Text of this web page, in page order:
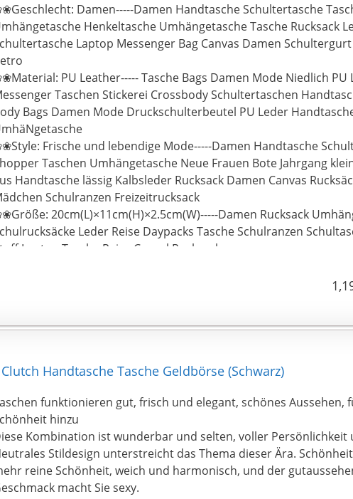
Damen-----Damen Handtasche Schultertasche
Henkeltasche Umhängetasche Tasche Rucksack
Laptop Messenger Bag Canvas Damen
PU Leather----- Tasche Bags Damen Mode Niedlich PU
Taschen Stickerei Crossbody Schultertaschen
Bags Damen Mode Druckschulterbeutel PU Leder
Frische und lebendige Mode-----Damen Handtasche
Taschen Umhängetasche Neue Frauen Bote Jahrgang
Handtasche lässig Kalbsleder Rucksack Damen Canvas
Schulranzen Freizeitrucksack
20cm(L)×11cm(H)×2.5cm(W)-----Damen Rucksack
Leder Reise Daypacks Tasche Schulranzen
Laptop Tasche Reise Casual Rucksack
Anlieferung, bitte warten auf Ihr Einzelteil mit Geduld, jede
mit uns in Verbindung zu treten Danke.-----Thermal Tote Cooler
für Lebensmitteltransport Leichte Kühltasche
Handtasche Tasche Geldbörse (Schwarz)
funktionieren gut, frisch und elegant, schönes Aussehen,
hinzu
Kombination ist wunderbar und selten, voller Persönlichkeit
Stildesign unterstreicht das Thema dieser Ära.
reine Schönheit, weich und harmonisch, und der
macht Sie sexy.